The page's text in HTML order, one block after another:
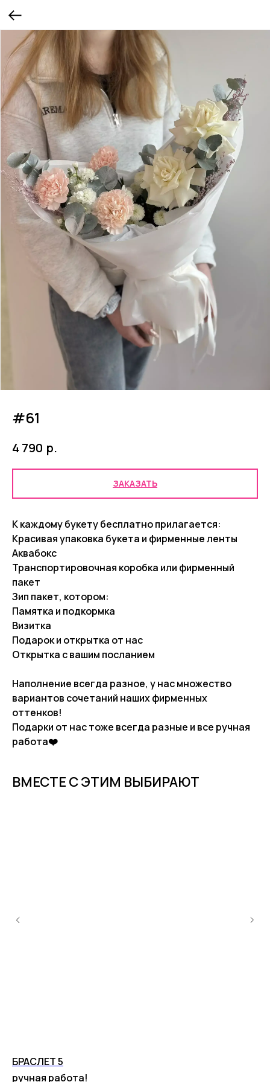
#61
4 790 р.
ЗАКАЗАТЬ
К каждому букету бесплатно прилагается:
Красивая упаковка букета и фирменные ленты
Аквабокс
Транспортировочная коробка или фирменный
пакет
Зип пакет, котором:
Памятка и подкормка
Визитка
Подарок и открытка от нас
Открытка с вашим посланием
Наполнение всегда разное, у нас множество
вариантов сочетаний наших фирменных
оттенков!
Подарки от нас тоже всегда разные и все ручная
работа❤️
ВМЕСТЕ С ЭТИМ ВЫБИРАЮТ
БРАСЛЕТ 5
ручная работа!